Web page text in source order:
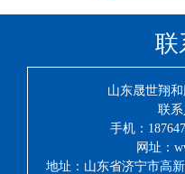
联
山东晟世翔
联
手机：
网址：
地址：山东省济宁市高